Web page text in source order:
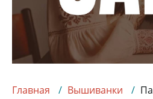
Главная Вышиванки